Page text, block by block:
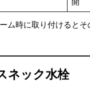
開
ム時に取り付けるとそ
ネック水栓